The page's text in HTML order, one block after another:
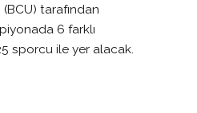
tarafından
6 farklı
sporcu ile yer alacak.